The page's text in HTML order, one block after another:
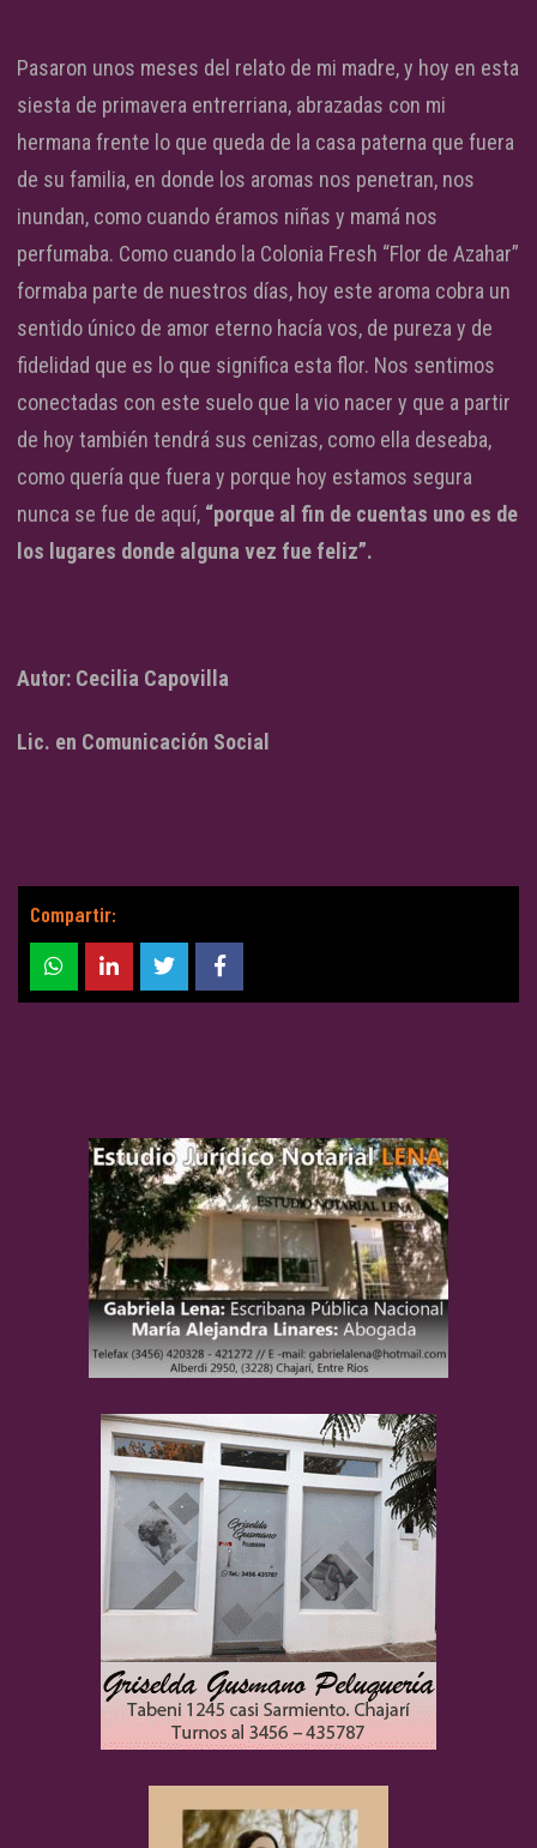
Pasaron unos meses del relato de mi madre, y hoy en esta
siesta de primavera entrerriana, abrazadas con mi
hermana frente lo que queda de la casa paterna que fuera
de su familia, en donde los aromas nos penetran, nos
inundan, como cuando éramos niñas y mamá nos
perfumaba. Como cuando la Colonia Fresh “Flor de Azahar”
formaba parte de nuestros días, hoy este aroma cobra un
sentido único de amor eterno hacía vos, de pureza y de
fidelidad que es lo que significa esta flor. Nos sentimos
conectadas con este suelo que la vio nacer y que a partir
de hoy también tendrá sus cenizas, como ella deseaba,
como quería que fuera y porque hoy estamos segura
nunca se fue de aquí, “porque al fin de cuentas uno es de
los lugares donde alguna vez fue feliz”.
Autor: Cecilia Capovilla
Lic. en Comunicación Social
Compartir: